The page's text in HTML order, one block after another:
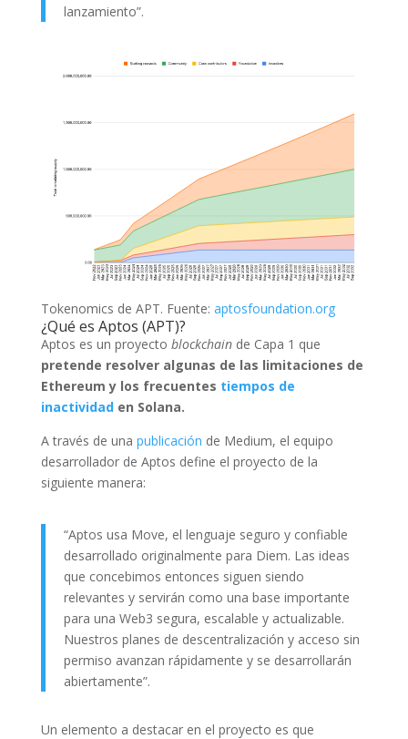
lanzamiento”.
Tokenomics de APT. Fuente: aptosfoundation.org
¿Qué es Aptos (APT)?
Aptos es un proyecto blockchainde Capa 1 que
pretende resolver algunas de las limitaciones de
Ethereum y los frecuentes tiempos de
inactividaden Solana.
A través de una publicación de Medium, el equipo
desarrollador de Aptos define el proyecto de la
siguiente manera:
“Aptos usa Move, el lenguaje seguro y confiable
desarrollado originalmente para Diem. Las ideas
que concebimos entonces siguen siendo
relevantes y servirán como una base importante
para una Web3 segura, escalable y actualizable.
Nuestros planes de descentralización y acceso sin
permiso avanzan rápidamente y se desarrollarán
abiertamente”.
Un elemento a destacar en el proyecto es que